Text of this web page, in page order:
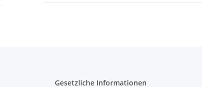
Gesetzliche Informationen